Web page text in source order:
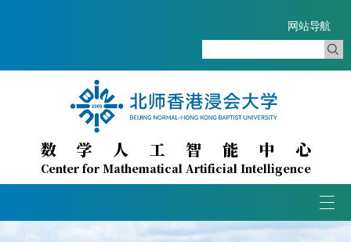
数学人工智能中心
Center for Mathematical Artificial Intelligence
网站导航